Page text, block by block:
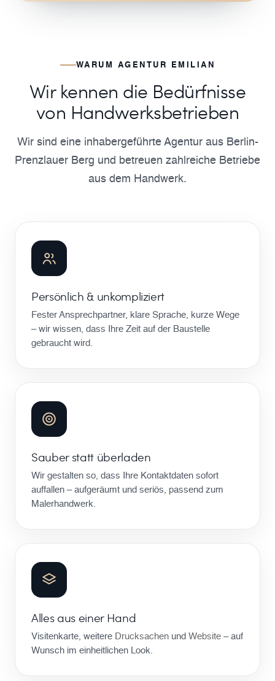
WARUM AGENTUR EMILIAN
Wir kennen die Bedürfnisse
von Handwerksbetrieben
Wir sind eine inhabergeführte Agentur aus Berlin-
Prenzlauer Berg und betreuen zahlreiche Betriebe
aus dem Handwerk.
Persönlich & unkompliziert
Fester Ansprechpartner, klare Sprache, kurze Wege
– wir wissen, dass Ihre Zeit auf der Baustelle
gebraucht wird.
Sauber statt überladen
Wir gestalten so, dass Ihre Kontaktdaten sofort
auffallen – aufgeräumt und seriös, passend zum
Malerhandwerk.
Alles aus einer Hand
Visitenkarte, weitere Drucksachen und Website – auf
Wunsch im einheitlichen Look.